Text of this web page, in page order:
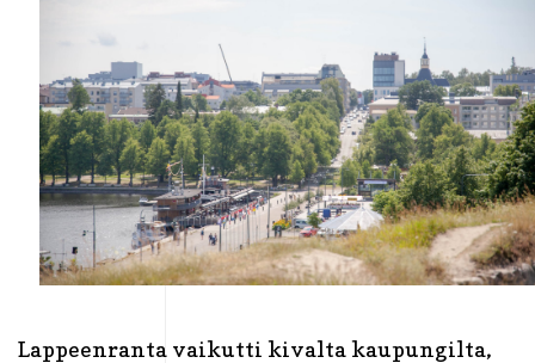
Lappeenranta vaikutti kivalta kaupungilta,